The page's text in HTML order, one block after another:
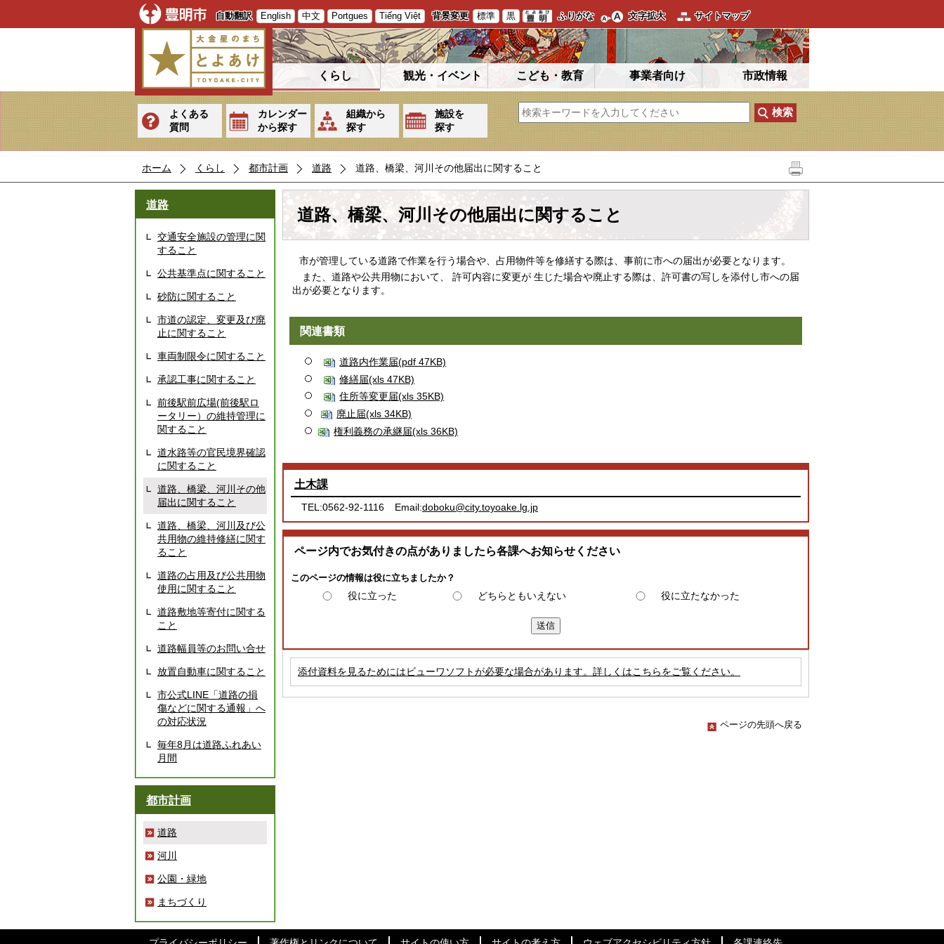
自動翻訳 English 中文 Portgues Tiếng Việt 背景変更 標準 黒 ふりがな 文字拡大 サイトマップ
くらし 観光・イベント こども・教育 事業者向け 市政情報
よくある
質問
カレンダー
から探す
組織から
探す
施設を
探す
ホーム くらし 都市計画 道路 道路、橋梁、河川その他届出に関すること
道路
交通安全施設の管理に関
すること
公共基準点に関すること
砂防に関すること
市道の認定、変更及び廃
止に関すること
車両制限令に関すること
承認工事に関すること
前後駅前広場(前後駅ロ
ータリー）の維持管理に
関すること
道水路等の官民境界確認
に関すること
道路、橋梁、河川その他
届出に関すること
道路、橋梁、河川及び公
共用物の維持修繕に関す
ること
道路の占用及び公共用物
使用に関すること
道路敷地等寄付に関する
こと
道路幅員等のお問い合せ
放置自動車に関すること
市公式LINE「道路の損
傷などに関する通報」へ
の対応状況
毎年8月は道路ふれあい
月間
都市計画
道路
河川
公園・緑地
まちづくり
道路、橋梁、河川その他届出に関すること
市が管理している道路で作業を行う場合や、占用物件等を修繕する際は、事前に市への届出が必要となります。
また、道路や公共用物において、 許可内容に変更が 生じた場合や廃止する際は、許可書の写しを添付し市への届
出が必要となります。
関連書類
道路内作業届(pdf 47KB)
修繕届(xls 47KB)
住所等変更届(xls 35KB)
廃止届(xls 34KB)
権利義務の承継届(xls 36KB)
土木課
TEL:0562-92-1116 Email:doboku@city.toyoake.lg.jp
ページ内でお気付きの点がありましたら各課へお知らせください
このページの情報は役に立ちましたか？
役に立った どちらともいえない 役に立たなかった
添付資料を見るためにはビューワソフトが必要な場合があります。詳しくはこちらをご覧ください。
ページの先頭へ戻る